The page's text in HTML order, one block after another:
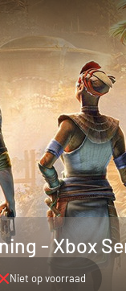
- Xbox
Niet op voorraad